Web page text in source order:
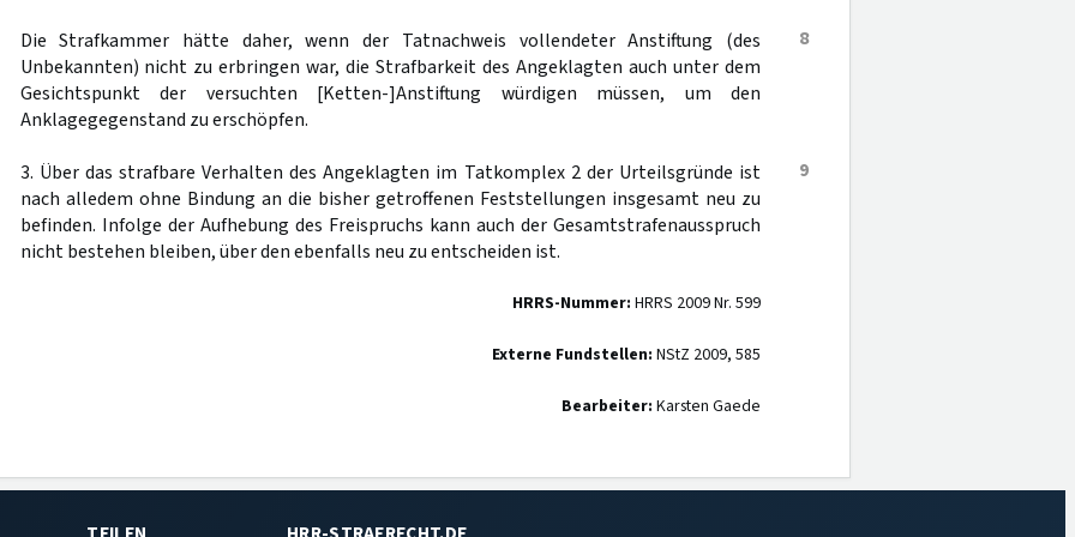
8
Die Strafkammer hätte daher, wenn der Tatnachweis vollendeter Anstiftung (des
Unbekannten) nicht zu erbringen war, die Strafbarkeit des Angeklagten auch unter dem
Gesichtspunkt der versuchten [Ketten-]Anstiftung würdigen müssen, um den
Anklagegegenstand zu erschöpfen.
9
3. Über das strafbare Verhalten des Angeklagten im Tatkomplex 2 der Urteilsgründe ist
nach alledem ohne Bindung an die bisher getroffenen Feststellungen insgesamt neu zu
befinden. Infolge der Aufhebung des Freispruchs kann auch der Gesamtstrafenausspruch
nicht bestehen bleiben, über den ebenfalls neu zu entscheiden ist.
HRRS-Nummer: HRRS 2009 Nr. 599
Externe Fundstellen: NStZ 2009, 585
Bearbeiter: Karsten Gaede